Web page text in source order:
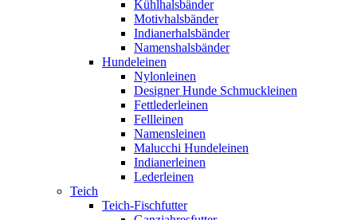
Kühlhalsbänder
Motivhalsbänder
Indianerhalsbänder
Namenshalsbänder
Hundeleinen
Nylonleinen
Designer Hunde Schmuckleinen
Fettlederleinen
Fellleinen
Namensleinen
Malucchi Hundeleinen
Indianerleinen
Lederleinen
Teich
Teich-Fischfutter